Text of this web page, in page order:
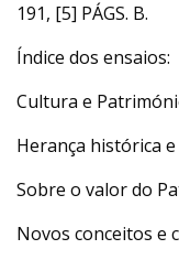
191, [5] PÁGS. B.
Índice dos ensaios:
Cultura e
Herança histórica
Sobre o valor do
Novos conceitos e